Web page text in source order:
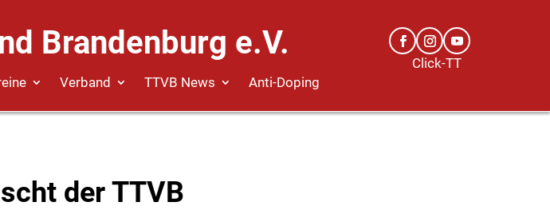
Brandenburg e.V.
Verband TTVB News Anti-Doping
Click-TT
der TTVB